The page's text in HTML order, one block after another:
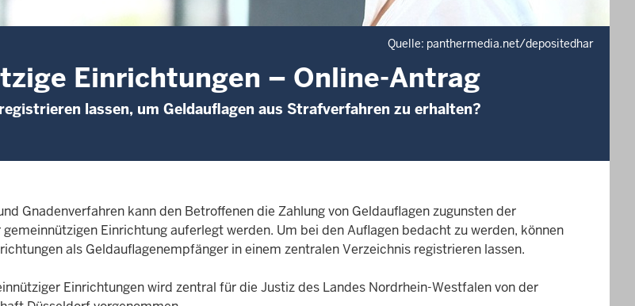
Quelle: panthermedia.net/depositedhar
Einrichtungen – Online-Antrag
lassen, um Geldauflagen aus Strafverfahren zu erhalten?
Gnadenverfahren kann den Betroffenen die Zahlung von Geldauflagen zugunsten der
Einrichtung auferlegt werden. Um bei den Auflagen bedacht zu werden, können
als Geldauflagenempfänger in einem zentralen Verzeichnis registrieren lassen.
Einrichtungen wird zentral für die Justiz des Landes Nordrhein-Westfalen von der